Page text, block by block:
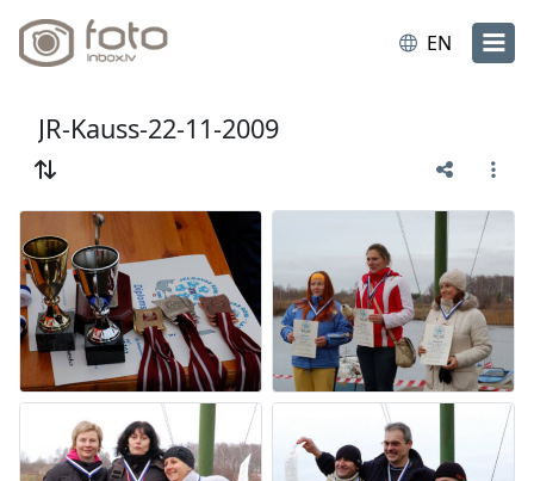
EN
JR-Kauss-22-11-2009